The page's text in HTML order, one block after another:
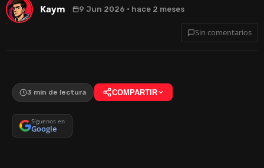
Kaym 9 Jun 2026 · hace 2 meses
Sin comentarios
3 min de lectura COMPARTIR
Síguenos en
Google